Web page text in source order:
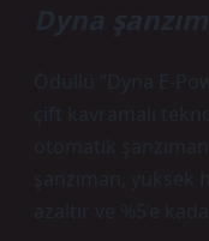
Dyna
Ödüllü “Dyna E-
çift kavramalı
otomatik
şanzıman, yüksek
azaltır ve %5’e